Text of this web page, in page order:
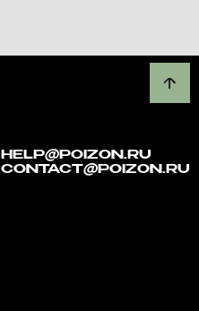
HELP@POIZON.RU
CONTACT@POIZON.RU